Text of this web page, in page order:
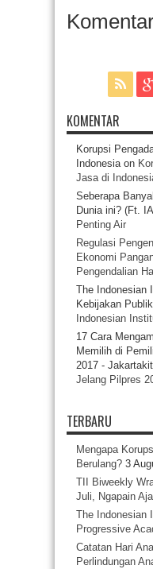
KOMENTAR
Korupsi
Indonesiaon
Jasa di
Seberapa
Dunia ini? (Ft.
Penting Air
Regulasi
Ekonomi
Pengendalian
The Indonesian
Kebijakan
Indonesian
17 Cara
Memilih di
2017 -
Jelang Pilpres
TERBARU
Mengapa
Berulang? 3
TII Biweekly
Juli, Ngapain
The Indonesian
Progressive
Catatan Hari
Perlindungan